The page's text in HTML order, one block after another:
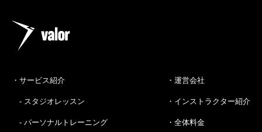
・サービス紹介
- スタジオレッスン
- パーソナルトレーニング
・運営会社
・インストラクター紹介
・全体料金